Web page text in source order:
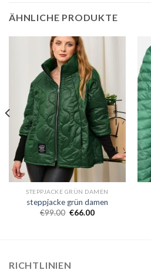
ÄHNLICHE PRODUKTE
STEPPJACKE GRÜN DAMEN
steppjacke grün damen
€99.00 €66.00
RICHTLINIEN